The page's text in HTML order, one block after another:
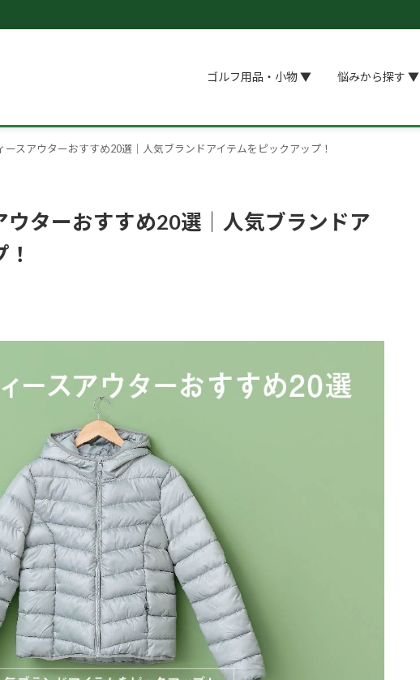
ゴルフ用品・小物 ▼ 悩みから探す ▼
ースアウターおすすめ20選│人気ブランドアイテムをピックアップ！
ウターおすすめ20選│人気ブランドア